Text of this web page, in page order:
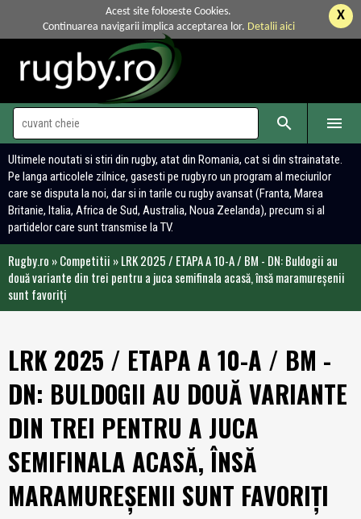
X
Acest site foloseste Cookies.
Continuarea navigarii implica acceptarea lor. Detalii aici
 
Ultimele noutati si stiri din rugby, atat din Romania, cat si din strainatate.
Pe langa articolele zilnice, gasesti pe rugby.ro un program al meciurilor
care se disputa la noi, dar si in tarile cu rugby avansat (Franta, Marea
Britanie, Italia, Africa de Sud, Australia, Noua Zeelanda), precum si al
partidelor care sunt transmise la TV.
Rugby.ro »Competitii »LRK 2025 / ETAPA A 10-A / BM - DN: Buldogii au
două variante din trei pentru a juca semifinala acasă, însă maramureșenii
sunt favoriți
LRK 2025 / ETAPA A 10-A / BM -
DN: BULDOGII AU DOUĂ VARIANTE
DIN TREI PENTRU A JUCA
SEMIFINALA ACASĂ, ÎNSĂ
MARAMUREȘENII SUNT FAVORIȚI